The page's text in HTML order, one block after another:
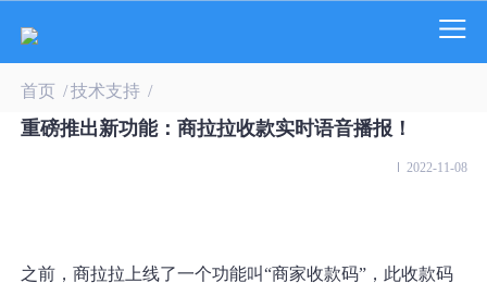
首页 /技术支持 /
重磅推出新功能：商拉拉收款实时语音播报！
2022-11-08
之前，商拉拉上线了一个功能叫“商家收款码”，此收款码